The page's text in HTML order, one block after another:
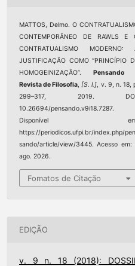
MATTOS, Delmo. O
CONTEMPORÂNEO DE RAWLS E
CONTRATUALISMO MODERNO:
JUSTIFICAÇÃO COMO “PRINCÍPIO
HOMOGEINIZAÇÃO”. Pensando
Revista de Filosofia,[S. l.], v. 9, n. 18,
299–317, 2019.
10.26694/pensando.v9i18.7287.
Disponível
https://periodicos.ufpi.br/index.php/
sando/article/view/3445. Acesso em:
ago. 2026.
Fomatos de Citação
EDIÇÃO
v. 9 n. 18 (2018):